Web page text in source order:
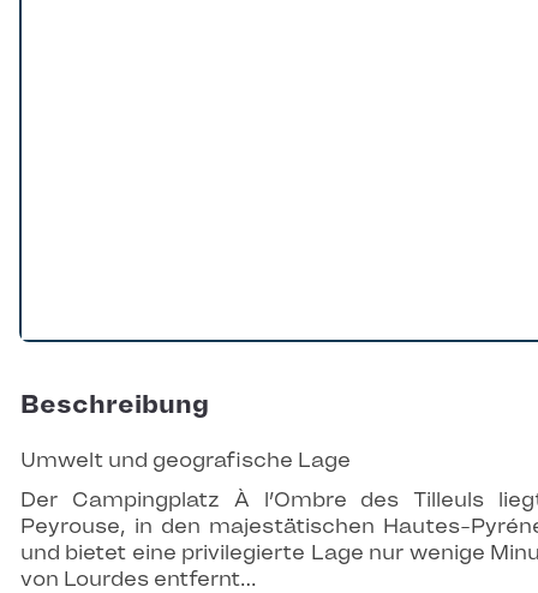
Beschreibung
Umwelt und geografische Lage
Der Campingplatz À l’Ombre des Tilleuls
Peyrouse, in den majestätischen Hautes-
und bietet eine privilegierte Lage nur wenige
von Lourdes entfernt…